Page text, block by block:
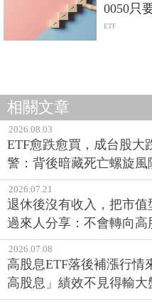
0050只
ETF
相關文章
2026.08.03
ETF愈跌愈買，成台股大
警：背後暗藏死亡螺旋風
2026.07.21
退休後沒有收入，把市
過來人分享：不會轉向高
2026.07.08
高股息ETF落後補漲行情
高股息」績效不見得輸大